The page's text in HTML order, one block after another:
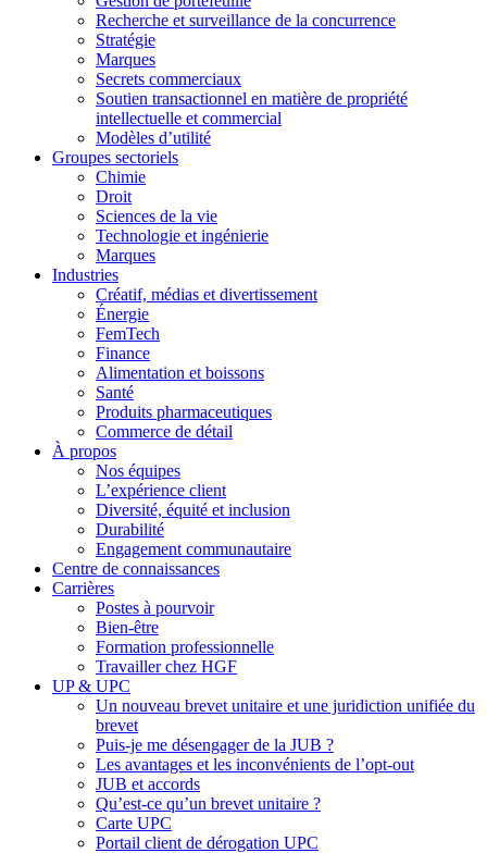
Recherche et surveillance de la concurrence
Stratégie
Marques
Secrets commerciaux
Soutien transactionnel en matière de propriété
intellectuelle et commercial
Modèles d’utilité
Groupes sectoriels
Chimie
Droit
Sciences de la vie
Technologie et ingénierie
Marques
Industries
Créatif, médias et divertissement
Énergie
FemTech
Finance
Alimentation et boissons
Santé
Produits pharmaceutiques
Commerce de détail
À propos
Nos équipes
L’expérience client
Diversité, équité et inclusion
Durabilité
Engagement communautaire
Centre de connaissances
Carrières
Postes à pourvoir
Bien-être
Formation professionnelle
Travailler chez HGF
UP & UPC
Un nouveau brevet unitaire et une juridiction unifiée du
brevet
Puis-je me désengager de la JUB ?
Les avantages et les inconvénients de l’opt-out
JUB et accords
Qu’est-ce qu’un brevet unitaire ?
Carte UPC
Portail client de dérogation UPC